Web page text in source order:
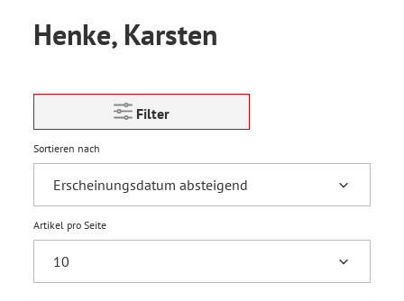
Henke, Karsten
Filter
Sortieren nach
Artikel pro Seite